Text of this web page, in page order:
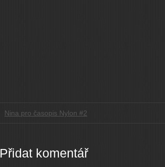
Nina pro časopis Nylon #2
Přidat komentář